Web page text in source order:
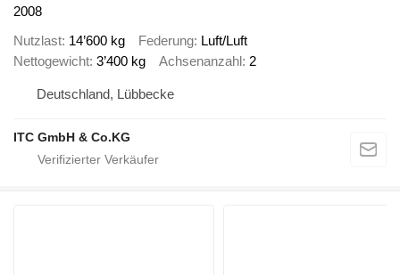
2008
Nutzlast 14’600 kg Federung Luft/Luft
Nettogewicht 3’400 kg Achsenanzahl 2
Deutschland, Lübbecke
ITC GmbH & Co.KG